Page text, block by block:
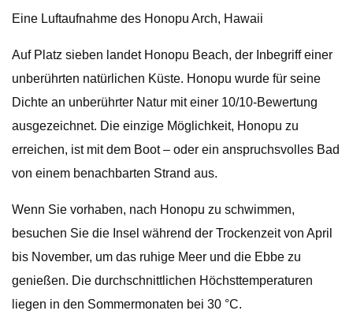
Eine Luftaufnahme des Honopu Arch, Hawaii
Auf Platz sieben landet Honopu Beach, der Inbegriff einer
unberührten natürlichen Küste. Honopu wurde für seine
Dichte an unberührter Natur mit einer 10/10-Bewertung
ausgezeichnet. Die einzige Möglichkeit, Honopu zu
erreichen, ist mit dem Boot – oder ein anspruchsvolles Bad
von einem benachbarten Strand aus.
Wenn Sie vorhaben, nach Honopu zu schwimmen,
besuchen Sie die Insel während der Trockenzeit von April
bis November, um das ruhige Meer und die Ebbe zu
genießen. Die durchschnittlichen Höchsttemperaturen
liegen in den Sommermonaten bei 30 °C.